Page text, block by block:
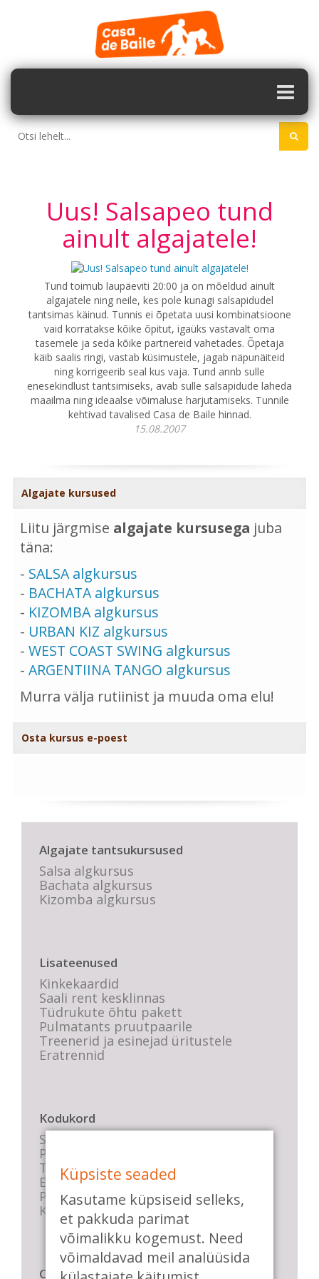
Uus! Salsapeo tund
ainult algajatele!
Tund toimub laupäeviti 20:00 ja on mõeldud ainult
algajatele ning neile, kes pole kunagi salsapidudel
tantsimas käinud. Tunnis ei õpetata uusi kombinatsioone
vaid korratakse kõike õpitut, igaüks vastavalt oma
tasemele ja seda kõike partnereid vahetades. Õpetaja
käib saalis ringi, vastab küsimustele, jagab näpunäiteid
ning korrigeerib seal kus vaja. Tund annb sulle
enesekindlust tantsimiseks, avab sulle salsapidude laheda
maailma ning ideaalse võimaluse harjutamiseks. Tunnile
kehtivad tavalised Casa de Baile hinnad.
15.08.2007
Algajate kursused
Liitu järgmise algajate kursusega juba
täna:
- SALSA algkursus
- BACHATA algkursus
- KIZOMBA algkursus
- URBAN KIZ algkursus
- WEST COAST SWING algkursus
- ARGENTIINA TANGO algkursus
Murra välja rutiinist ja muuda oma elu!
Osta kursus e-poest
Algajate tantsukursused
Salsa algkursus
Bachata algkursus
Kizomba algkursus
Lisateenused
Kinkekaardid
Saali rent kesklinnas
Tüdrukute õhtu pakett
Pulmatants pruutpaarile
Treenerid ja esinejad üritustele
Eratrennid
Kodukord
Stuudio sisekord
Privaatsustingimused
Tasemete kirjeldused
E-poe tingimused
Parkimise info
KKK
Casa de Baile
Küpsiste seaded
Kasutame küpsiseid selleks,
et pakkuda parimat
võimalikku kogemust. Need
võimaldavad meil analüüsida